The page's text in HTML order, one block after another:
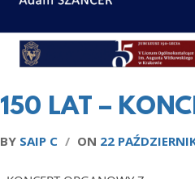
150 LAT –
BY SAIP C / ON 22